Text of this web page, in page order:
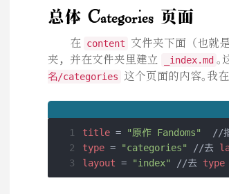
总体 Categories 页面
在 content 文件夹下面（也就
夹，并在文件夹里建立
_index.md 。
名/categories
这个页面的内容。我
1 title = "原作 Fandoms"
2
type = "categories" //去
3
layout = "index" //去 type